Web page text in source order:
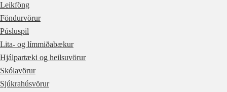
Leikföng
Föndurvörur
Púsluspil
Lita- og límmiðabækur
Hjálpartæki og heilsuvörur
Skólavörur
Sjúkrahúsvörur